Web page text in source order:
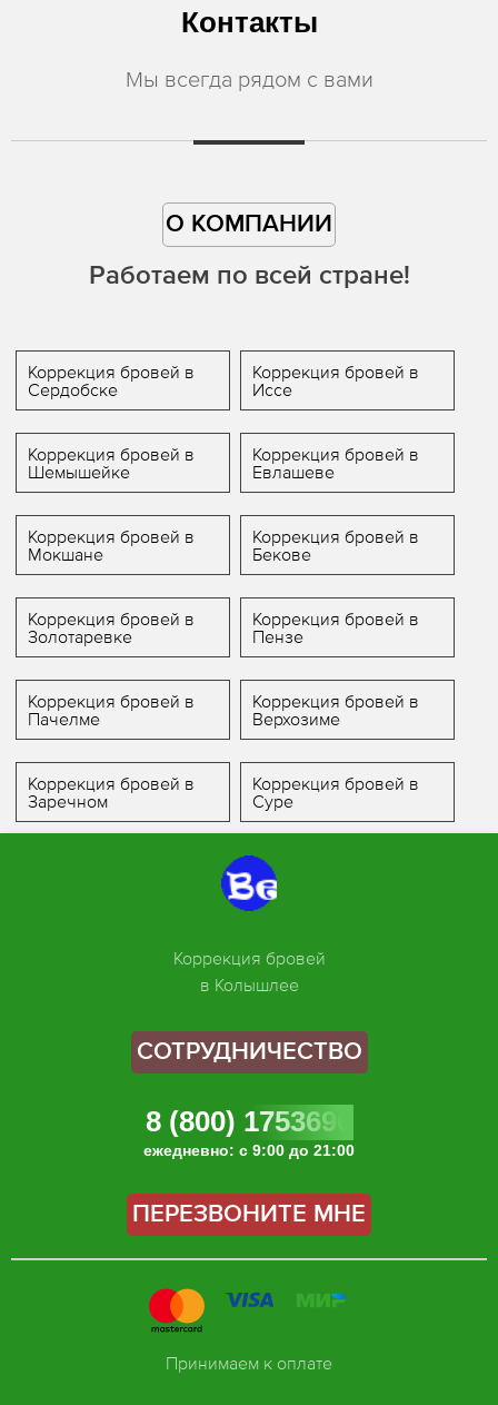
Контакты
Мы всегда рядом с вами
О КОМПАНИИ
Работаем по всей стране!
Коррекция бровей в
Сердобске
Коррекция бровей в
Иссе
Коррекция бровей в
Шемышейке
Коррекция бровей в
Евлашеве
Коррекция бровей в
Мокшане
Коррекция бровей в
Бекове
Коррекция бровей в
Золотаревке
Коррекция бровей в
Пензе
Коррекция бровей в
Пачелме
Коррекция бровей в
Верхозиме
Коррекция бровей в
Заречном
Коррекция бровей в
Суре
Коррекция бровей
в Колышлее
СОТРУДНИЧЕСТВО
8 (800) 1753696
ежедневно: с 9:00 до 21:00
ПЕРЕЗВОНИТЕ МНЕ
Принимаем к оплате